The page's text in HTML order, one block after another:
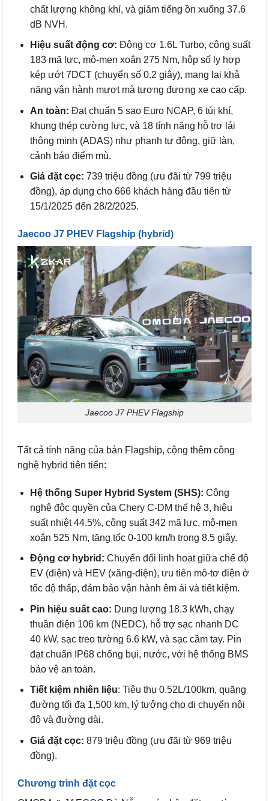
chất lượng không khí, và giảm tiếng ồn xuống 37.6
dB NVH.
Hiệu suất động cơ: Động cơ 1.6L Turbo, công suất
183 mã lực, mô-men xoắn 275 Nm, hộp số ly hợp
kép ướt 7DCT (chuyển số 0.2 giây), mang lại khả
năng vận hành mượt mà tương đương xe cao cấp.
An toàn: Đạt chuẩn 5 sao Euro NCAP, 6 túi khí,
khung thép cường lực, và 18 tính năng hỗ trợ lái
thông minh (ADAS) như phanh tự động, giữ làn,
cảnh báo điểm mù.
Giá đặt cọc: 739 triệu đồng (ưu đãi từ 799 triệu
đồng), áp dụng cho 666 khách hàng đầu tiên từ
15/1/2025 đến 28/2/2025.
Jaecoo J7 PHEV Flagship (hybrid)
Jaecoo J7 PHEV Flagship
Tất cả tính năng của bản Flagship, cộng thêm công
nghệ hybrid tiên tiến:
Hệ thống Super Hybrid System (SHS): Công
nghệ độc quyền của Chery C-DM thế hệ 3, hiệu
suất nhiệt 44.5%, công suất 342 mã lực, mô-men
xoắn 525 Nm, tăng tốc 0-100 km/h trong 8.5 giây.
Động cơ hybrid: Chuyển đổi linh hoạt giữa chế độ
EV (điện) và HEV (xăng-điện), ưu tiên mô-tơ điện ở
tốc độ thấp, đảm bảo vận hành êm ái và tiết kiệm.
Pin hiệu suất cao: Dung lượng 18.3 kWh, chạy
thuần điện 106 km (NEDC), hỗ trợ sạc nhanh DC
40 kW, sạc treo tường 6.6 kW, và sạc cầm tay. Pin
đạt chuẩn IP68 chống bụi, nước, với hệ thống BMS
bảo vệ an toàn.
Tiết kiệm nhiên liệu: Tiêu thụ 0.52L/100km, quãng
đường tối đa 1,500 km, lý tưởng cho di chuyển nội
đô và đường dài.
Giá đặt cọc: 879 triệu đồng (ưu đãi từ 969 triệu
đồng).
Chương trình đặt cọc